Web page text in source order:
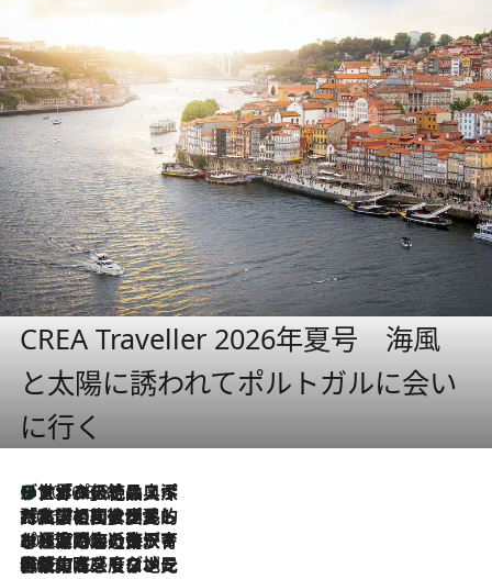
CREA Traveller 2026年夏号 海風
と太陽に誘われてポルトガルに会い
に行く
2026.8.8
リスボンの絶品スイーツ「パステル・デ・ナタ」とは？ポルトガル伝統の奥深い世界へ
2026.7.27
「私の祖国はポルトガル語です」国民的詩人フェルナンド・ペソアと、彼が愛した文学の街を歩く
2026.7.26
ポルトガル近海が育む極上の海の幸。キリリと冷えた白ワインと愉しむ、シーフード専門店の贅沢
2026.7.22
伝統の味をモダンに昇華。高感度な地元客が集う、リスボンの最旬ガストロノミー